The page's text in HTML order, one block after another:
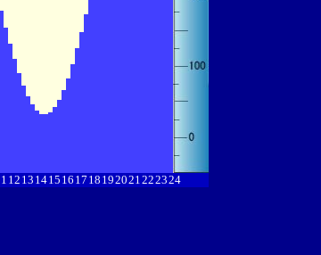
12 13 1415 16 17 18 192021222324